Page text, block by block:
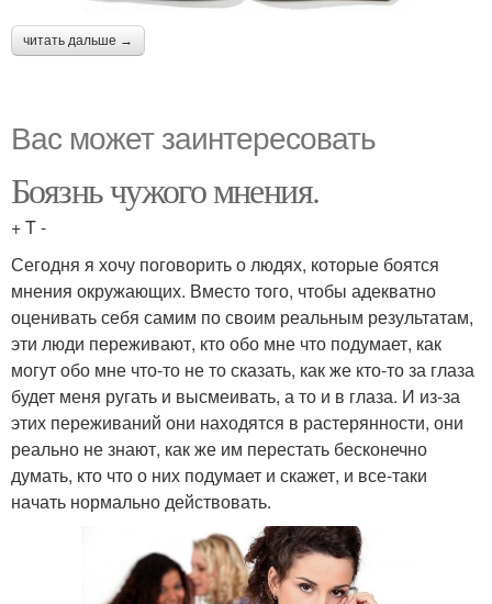
читать дальше →
Вас может заинтересовать
Боязнь чужого мнения.
+ T -
Сегодня я хочу поговорить о людях, которые боятся
мнения окружающих. Вместо того, чтобы адекватно
оценивать себя самим по своим реальным результатам,
эти люди переживают, кто обо мне что подумает, как
могут обо мне что-то не то сказать, как же кто-то за глаза
будет меня ругать и высмеивать, а то и в глаза. И из-за
этих переживаний они находятся в растерянности, они
реально не знают, как же им перестать бесконечно
думать, кто что о них подумает и скажет, и все-таки
начать нормально действовать.